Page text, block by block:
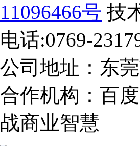
11096466号 技
电话:0769-
公司地址： 东
合作机构：百
战商业智慧